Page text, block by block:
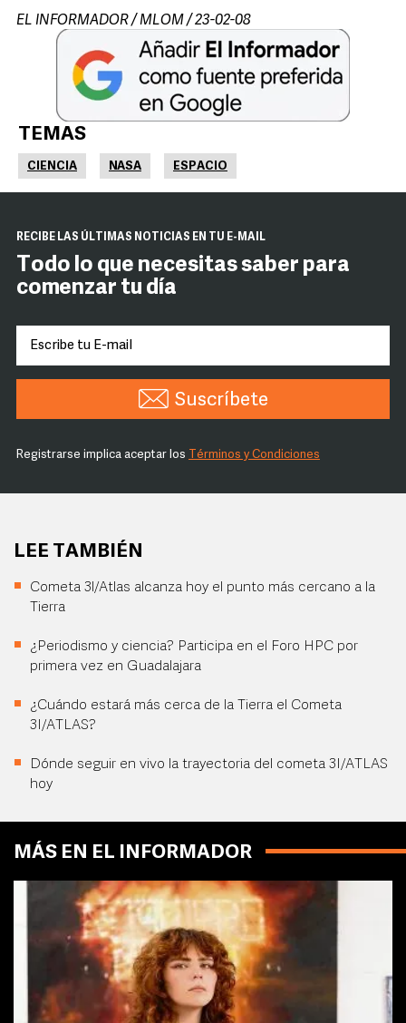
EL INFORMADOR / MLOM / 23-02-08
TEMAS
CIENCIA NASA ESPACIO
RECIBE LAS ÚLTIMAS NOTICIAS EN TU E-MAIL
Todo lo que necesitas saber para
comenzar tu día
Suscríbete
Registrarse implica aceptar los Términos y Condiciones
LEE TAMBIÉN
Cometa 3l/Atlas alcanza hoy el punto más cercano a la
Tierra
¿Periodismo y ciencia? Participa en el Foro HPC por
primera vez en Guadalajara
¿Cuándo estará más cerca de la Tierra el Cometa
3I/ATLAS?
Dónde seguir en vivo la trayectoria del cometa 3I/ATLAS
hoy
MÁS EN EL INFORMADOR